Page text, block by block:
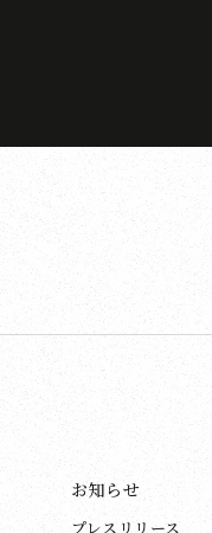
お知らせ
プレスリリース